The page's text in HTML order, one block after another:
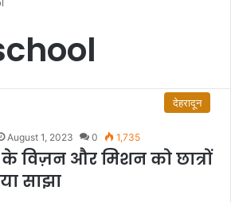
देहरादून
August 1, 2023 0 1,735
विज़न और मिशन को छात्रों
साझा